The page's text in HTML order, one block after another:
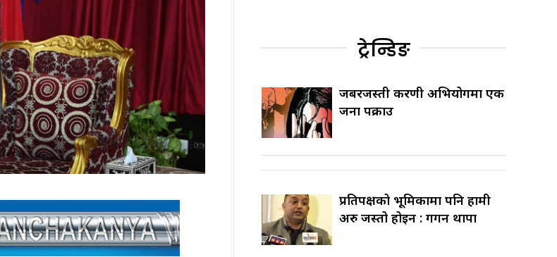
ट्रेन्डिङ
जबरजस्ती करणी अभियोगमा एक
जना पक्राउ
प्रतिपक्षको भूमिकामा पनि हामी
अरु जस्तो होइन : गगन थापा